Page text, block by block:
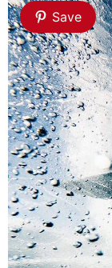
Save